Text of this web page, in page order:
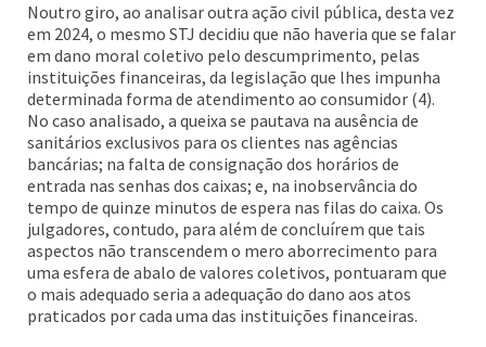
Noutro giro, ao analisar outra ação civil pública, desta vez
em 2024, o mesmo STJ decidiu que não haveria que se falar
em dano moral coletivo pelo descumprimento, pelas
instituições financeiras, da legislação que lhes impunha
determinada forma de atendimento ao consumidor (4).
No caso analisado, a queixa se pautava na ausência de
sanitários exclusivos para os clientes nas agências
bancárias; na falta de consignação dos horários de
entrada nas senhas dos caixas; e, na inobservância do
tempo de quinze minutos de espera nas filas do caixa. Os
julgadores, contudo, para além de concluírem que tais
aspectos não transcendem o mero aborrecimento para
uma esfera de abalo de valores coletivos, pontuaram que
o mais adequado seria a adequação do dano aos atos
praticados por cada uma das instituições financeiras.